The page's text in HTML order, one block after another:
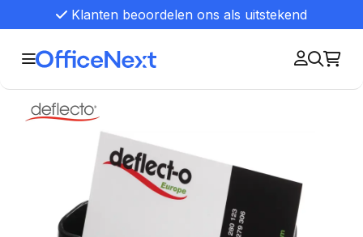
Klanten beoordelen ons als uitstekend